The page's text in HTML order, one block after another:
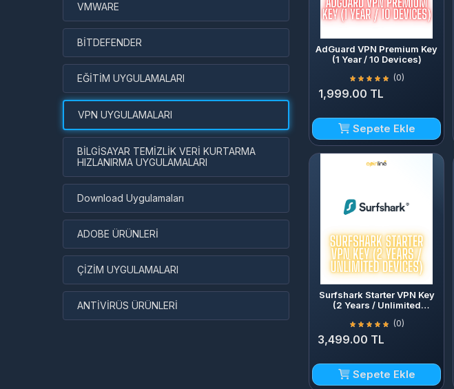
VMWARE
BİTDEFENDER
EĞİTİM UYGULAMALARI
VPN UYGULAMALARI
BİLGİSAYAR TEMİZLİK VERİ KURTARMA
HIZLANIRMA UYGULAMALARI
Download Uygulamaları
ADOBE ÜRÜNLERİ
ÇİZİM UYGULAMALARI
ANTİVİRÜS ÜRÜNLERİ
AdGuard VPN Premium Key
(1 Year / 10 Devices)
(0)
1,999.00 TL
Sepete Ekle
Surfshark Starter VPN Key
(2 Years / Unlimited
(0)
3,499.00 TL
Sepete Ekle